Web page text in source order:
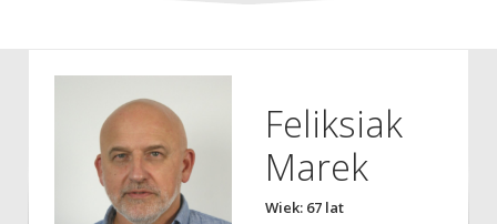
Feliksiak
Marek
Wiek: 67 lat